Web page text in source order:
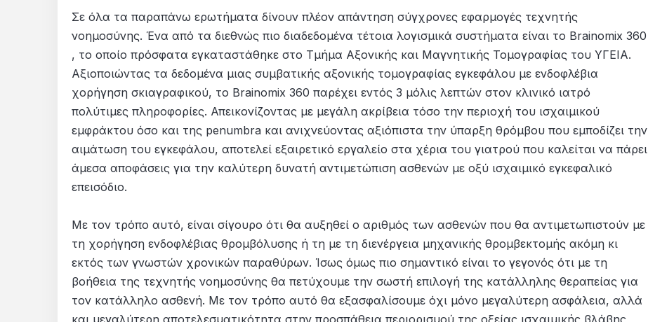
Σε όλα τα παραπάνω ερωτήματα δίνουν πλέον απάντηση σύγχρονες εφαρμογές τεχνητής
νοημοσύνης. Ένα από τα διεθνώς πιο διαδεδομένα τέτοια λογισμικά συστήματα είναι το Brainomix 360
, το οποίο πρόσφατα εγκαταστάθηκε στο Τμήμα Αξονικής και Μαγνητικής Τομογραφίας του ΥΓΕΙΑ.
Αξιοποιώντας τα δεδομένα μιας συμβατικής αξονικής τομογραφίας εγκεφάλου με ενδοφλέβια
χορήγηση σκιαγραφικού, το Brainomix 360 παρέχει εντός 3 μόλις λεπτών στον κλινικό ιατρό
πολύτιμες πληροφορίες. Απεικονίζοντας με μεγάλη ακρίβεια τόσο την περιοχή του ισχαιμικού
εμφράκτου όσο και της penumbra και ανιχνεύοντας αξιόπιστα την ύπαρξη θρόμβου που εμποδίζει την
αιμάτωση του εγκεφάλου, αποτελεί εξαιρετικό εργαλείο στα χέρια του γιατρού που καλείται να πάρει
άμεσα αποφάσεις για την καλύτερη δυνατή αντιμετώπιση ασθενών με οξύ ισχαιμικό εγκεφαλικό
επεισόδιο.
Με τον τρόπο αυτό, είναι σίγουρο ότι θα αυξηθεί ο αριθμός των ασθενών που θα αντιμετωπιστούν με
τη χορήγηση ενδοφλέβιας θρομβόλυσης ή τη με τη διενέργεια μηχανικής θρομβεκτομής ακόμη κι
εκτός των γνωστών χρονικών παραθύρων. Ίσως όμως πιο σημαντικό είναι το γεγονός ότι με τη
βοήθεια της τεχνητής νοημοσύνης θα πετύχουμε την σωστή επιλογή της κατάλληλης θεραπείας για
τον κατάλληλο ασθενή. Με τον τρόπο αυτό θα εξασφαλίσουμε όχι μόνο μεγαλύτερη ασφάλεια, αλλά